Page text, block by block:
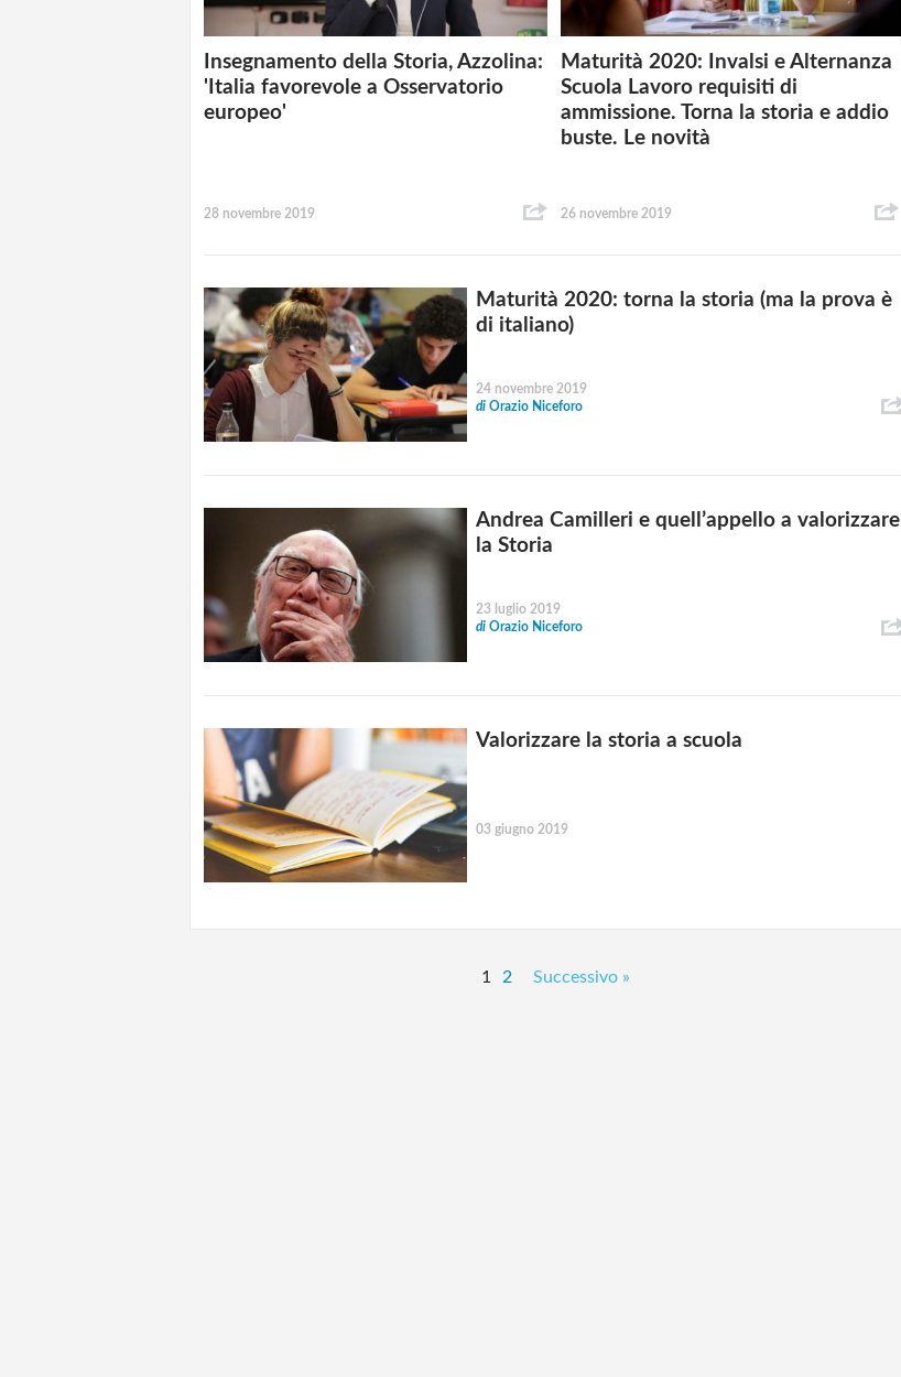
Insegnamento della Storia, Azzolina:
'Italia favorevole a Osservatorio
europeo'
28 novembre 2019
Maturità 2020: Invalsi e Alternanza
Scuola Lavoro requisiti di
ammissione. Torna la storia e addio
buste. Le novità
26 novembre 2019
Maturità 2020: torna la storia (ma la prova è
di italiano)
24 novembre 2019
di Orazio Niceforo
Andrea Camilleri e quell’appello a valorizzare
la Storia
23 luglio 2019
di Orazio Niceforo
Valorizzare la storia a scuola
03 giugno 2019
1 2 Successivo »